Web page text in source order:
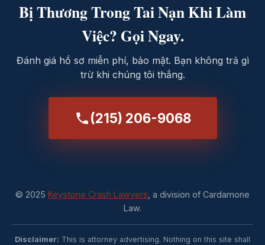
Bị Thương Trong Tai Nạn Khi Làm
Việc? Gọi Ngay.
Đánh giá hồ sơ miễn phí, bảo mật. Bạn không trả gì
trừ khi chúng tôi thắng.
(215) 206-9068
© 2025 Keystone Crash Lawyers , a division of Cardamone
Law.
Disclaimer: This is attorney advertising. Nothing on this site shall